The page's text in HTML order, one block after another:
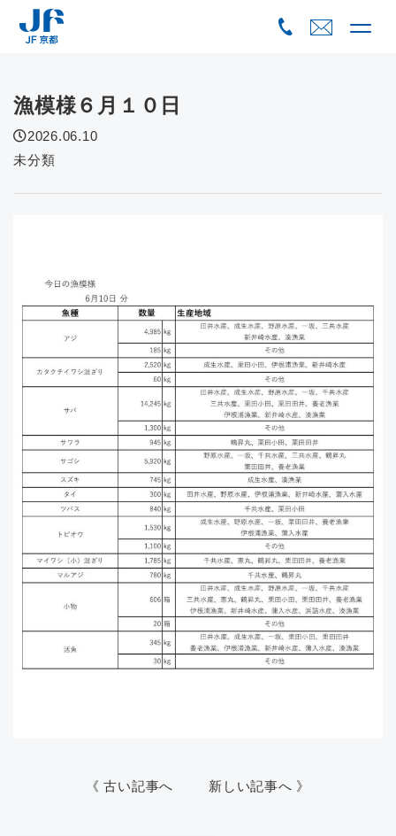
漁模様６月１０日
2026.06.10
未分類
《 古い記事へ 新しい記事へ 》